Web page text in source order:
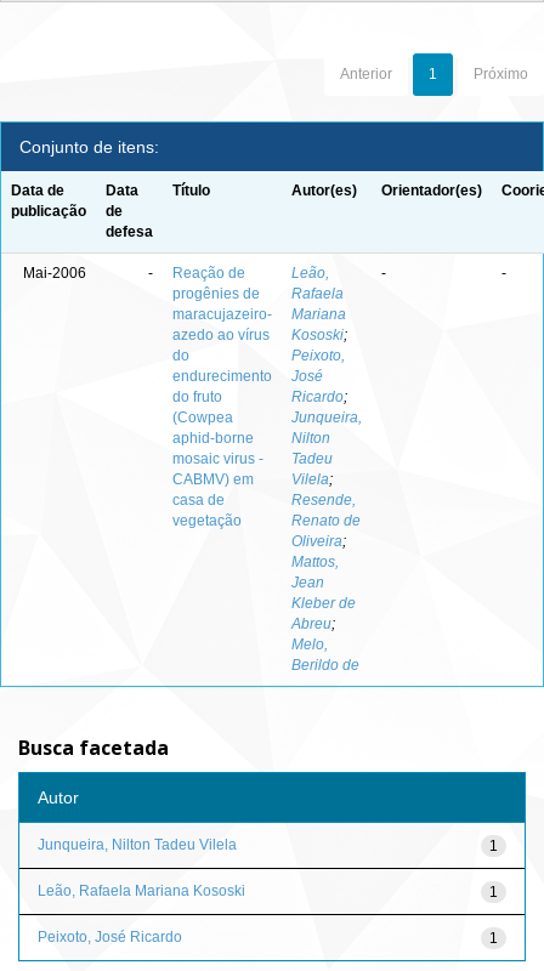
Anterior 1 Próximo
Conjunto de itens:
Data de
publicação
Data
de
defesa
Título Autor(es) Orientador(es)
Mai-2006 -
Reação de
progênies de
maracujazeiro-
azedo ao vírus
do
endurecimento
do fruto
(Cowpea
aphid-borne
mosaic virus -
CABMV) em
casa de
vegetação
Leão,
Rafaela
Mariana
Kososki;
Peixoto,
José
Ricardo;
Junqueira,
Nilton
Tadeu
Vilela;
Resende,
Renato de
Oliveira;
Mattos,
Jean
Kleber de
Abreu;
Melo,
Berildo de
- -
Busca facetada
Autor
1
Junqueira, Nilton Tadeu Vilela
1
Leão, Rafaela Mariana Kososki
1
Peixoto, José Ricardo